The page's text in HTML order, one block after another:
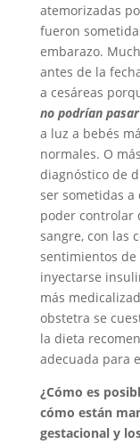
atemorizadas
fueron
embarazo.
antes de la
a cesáreas
no podrían
a luz a bebés
normales. O
diagnóstico de
ser sometidas
poder controlar
sangre, con las
sentimientos de
inyectarse
más
obstetra se
la dieta
adecuada para
¿Cómo es
cómo están
gestacional y